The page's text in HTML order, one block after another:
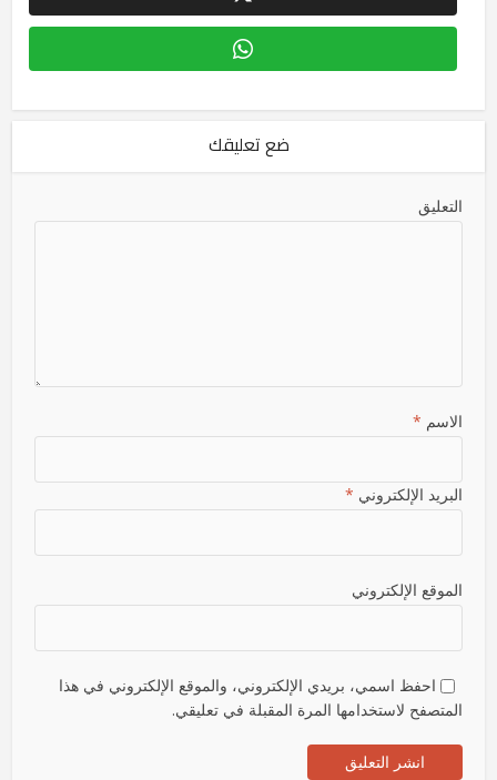
ضع تعليقك
التعليق
الاسم *
البريد الإلكتروني *
الموقع الإلكتروني
احفظ اسمي، بريدي الإلكتروني، والموقع الإلكتروني في هذا
المتصفح لاستخدامها المرة المقبلة في تعليقي.